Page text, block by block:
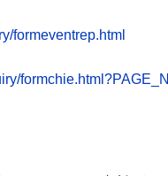
formeventrep.html